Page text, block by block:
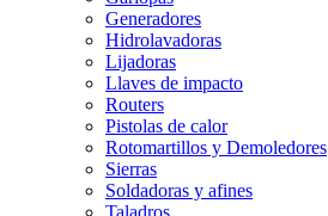
Generadores
Hidrolavadoras
Lijadoras
Llaves de impacto
Routers
Pistolas de calor
Rotomartillos y Demoledores
Sierras
Soldadoras y afines
Taladros